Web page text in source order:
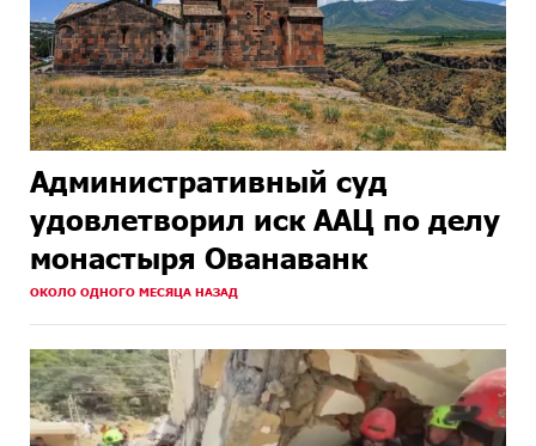
Административный суд
удовлетворил иск ААЦ по делу
монастыря Ованаванк
ОКОЛО ОДНОГО МЕСЯЦА НАЗАД